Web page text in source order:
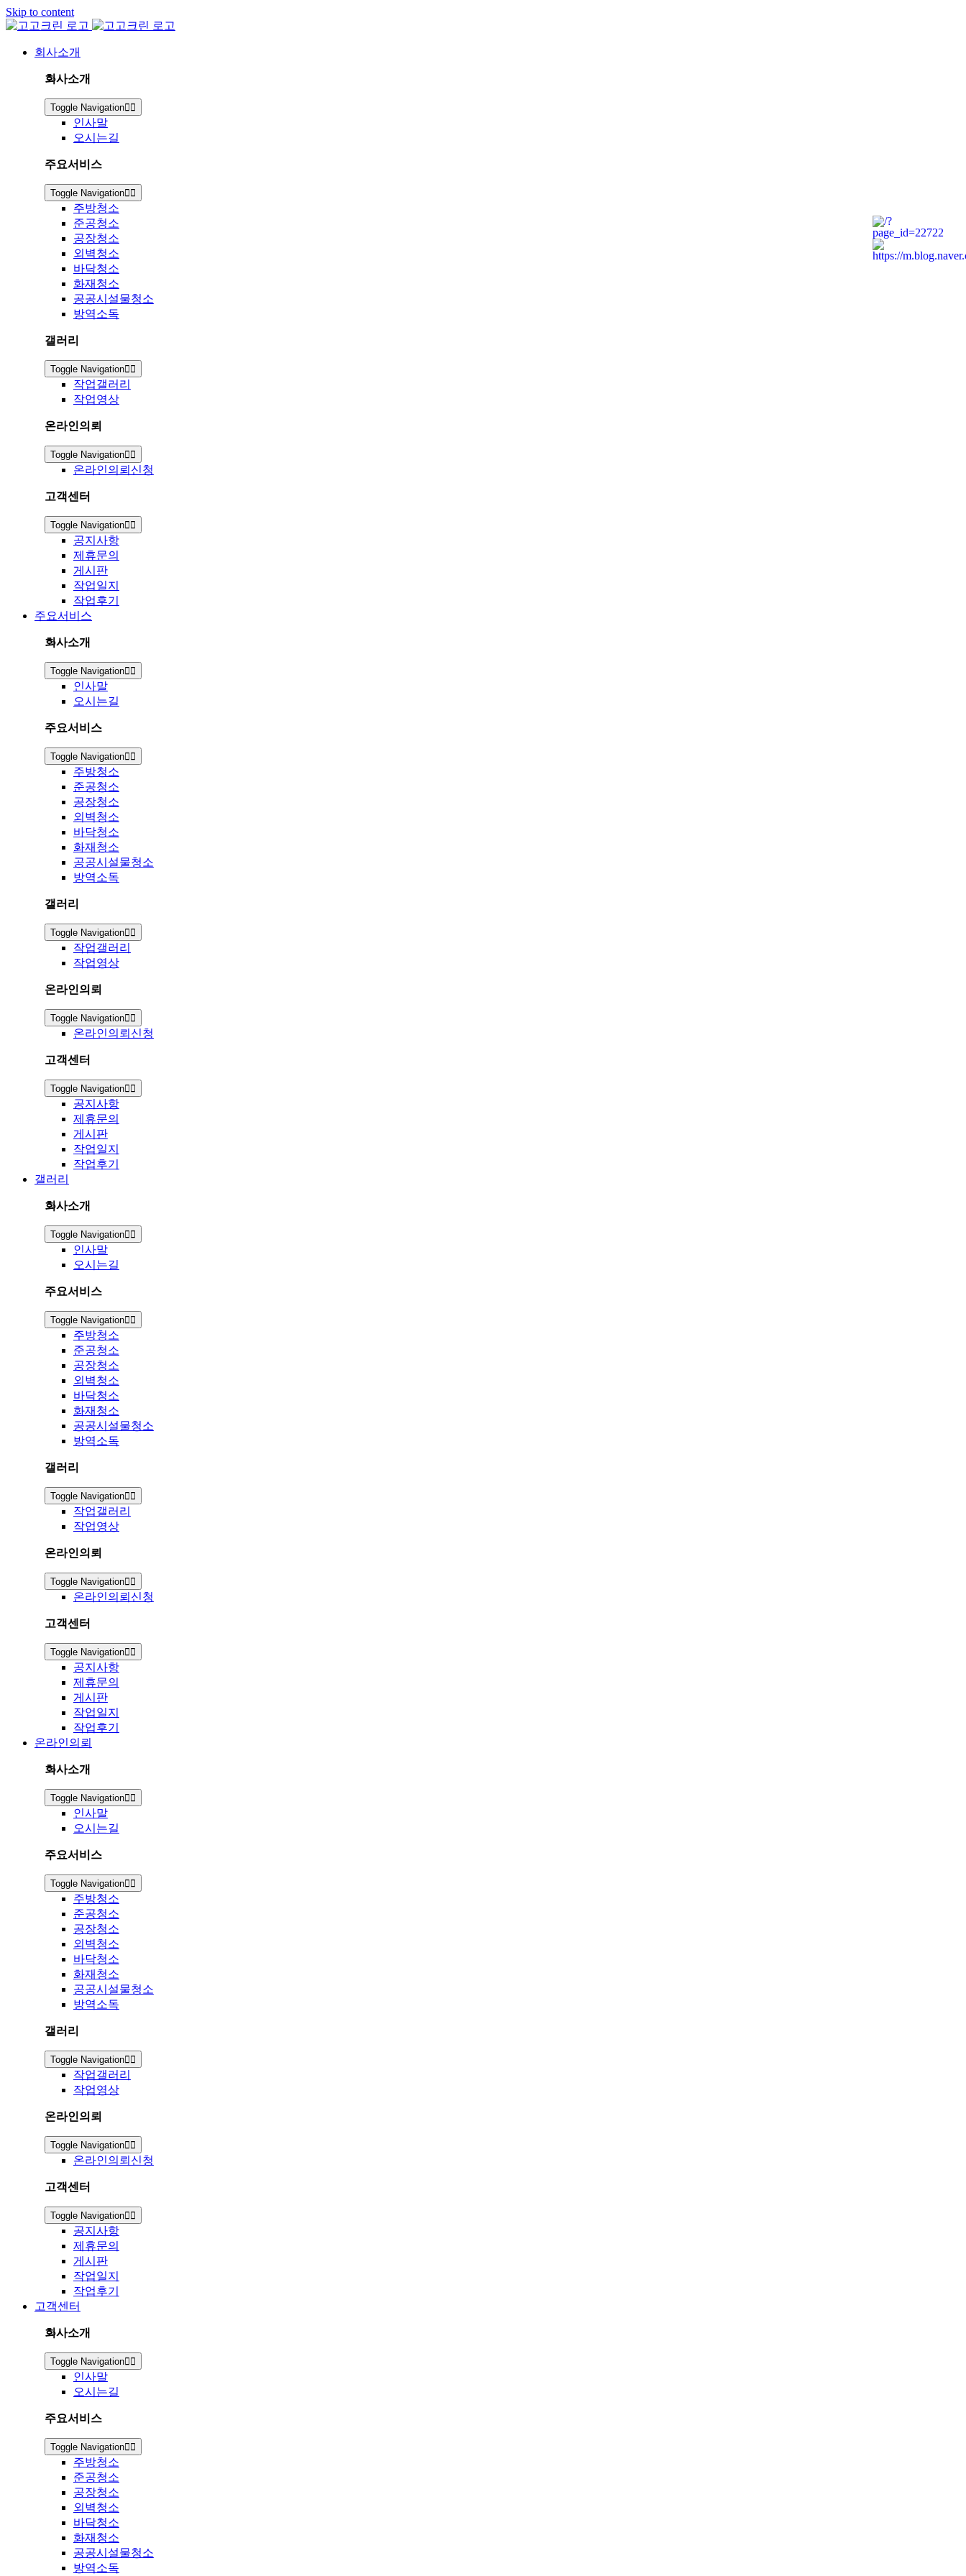
Skip to content
회사소개
회사소개
Toggle Navigation
인사말
오시는길
주요서비스
Toggle Navigation
주방청소
준공청소
공장청소
외벽청소
바닥청소
화재청소
공공시설물청소
방역소독
갤러리
Toggle Navigation
작업갤러리
작업영상
온라인의뢰
Toggle Navigation
온라인의뢰신청
고객센터
Toggle Navigation
공지사항
제휴문의
게시판
작업일지
작업후기
주요서비스
회사소개
Toggle Navigation
인사말
오시는길
주요서비스
Toggle Navigation
주방청소
준공청소
공장청소
외벽청소
바닥청소
화재청소
공공시설물청소
방역소독
갤러리
Toggle Navigation
작업갤러리
작업영상
온라인의뢰
Toggle Navigation
온라인의뢰신청
고객센터
Toggle Navigation
공지사항
제휴문의
게시판
작업일지
작업후기
갤러리
회사소개
Toggle Navigation
인사말
오시는길
주요서비스
Toggle Navigation
주방청소
준공청소
공장청소
외벽청소
바닥청소
화재청소
공공시설물청소
방역소독
갤러리
Toggle Navigation
작업갤러리
작업영상
온라인의뢰
Toggle Navigation
온라인의뢰신청
고객센터
Toggle Navigation
공지사항
제휴문의
게시판
작업일지
작업후기
온라인의뢰
회사소개
Toggle Navigation
인사말
오시는길
주요서비스
Toggle Navigation
주방청소
준공청소
공장청소
외벽청소
바닥청소
화재청소
공공시설물청소
방역소독
갤러리
Toggle Navigation
작업갤러리
작업영상
온라인의뢰
Toggle Navigation
온라인의뢰신청
고객센터
Toggle Navigation
공지사항
제휴문의
게시판
작업일지
작업후기
고객센터
회사소개
Toggle Navigation
인사말
오시는길
주요서비스
Toggle Navigation
주방청소
준공청소
공장청소
외벽청소
바닥청소
화재청소
공공시설물청소
방역소독